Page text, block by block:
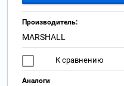
Производитель:
MARSHALL
К сравнению
Аналоги